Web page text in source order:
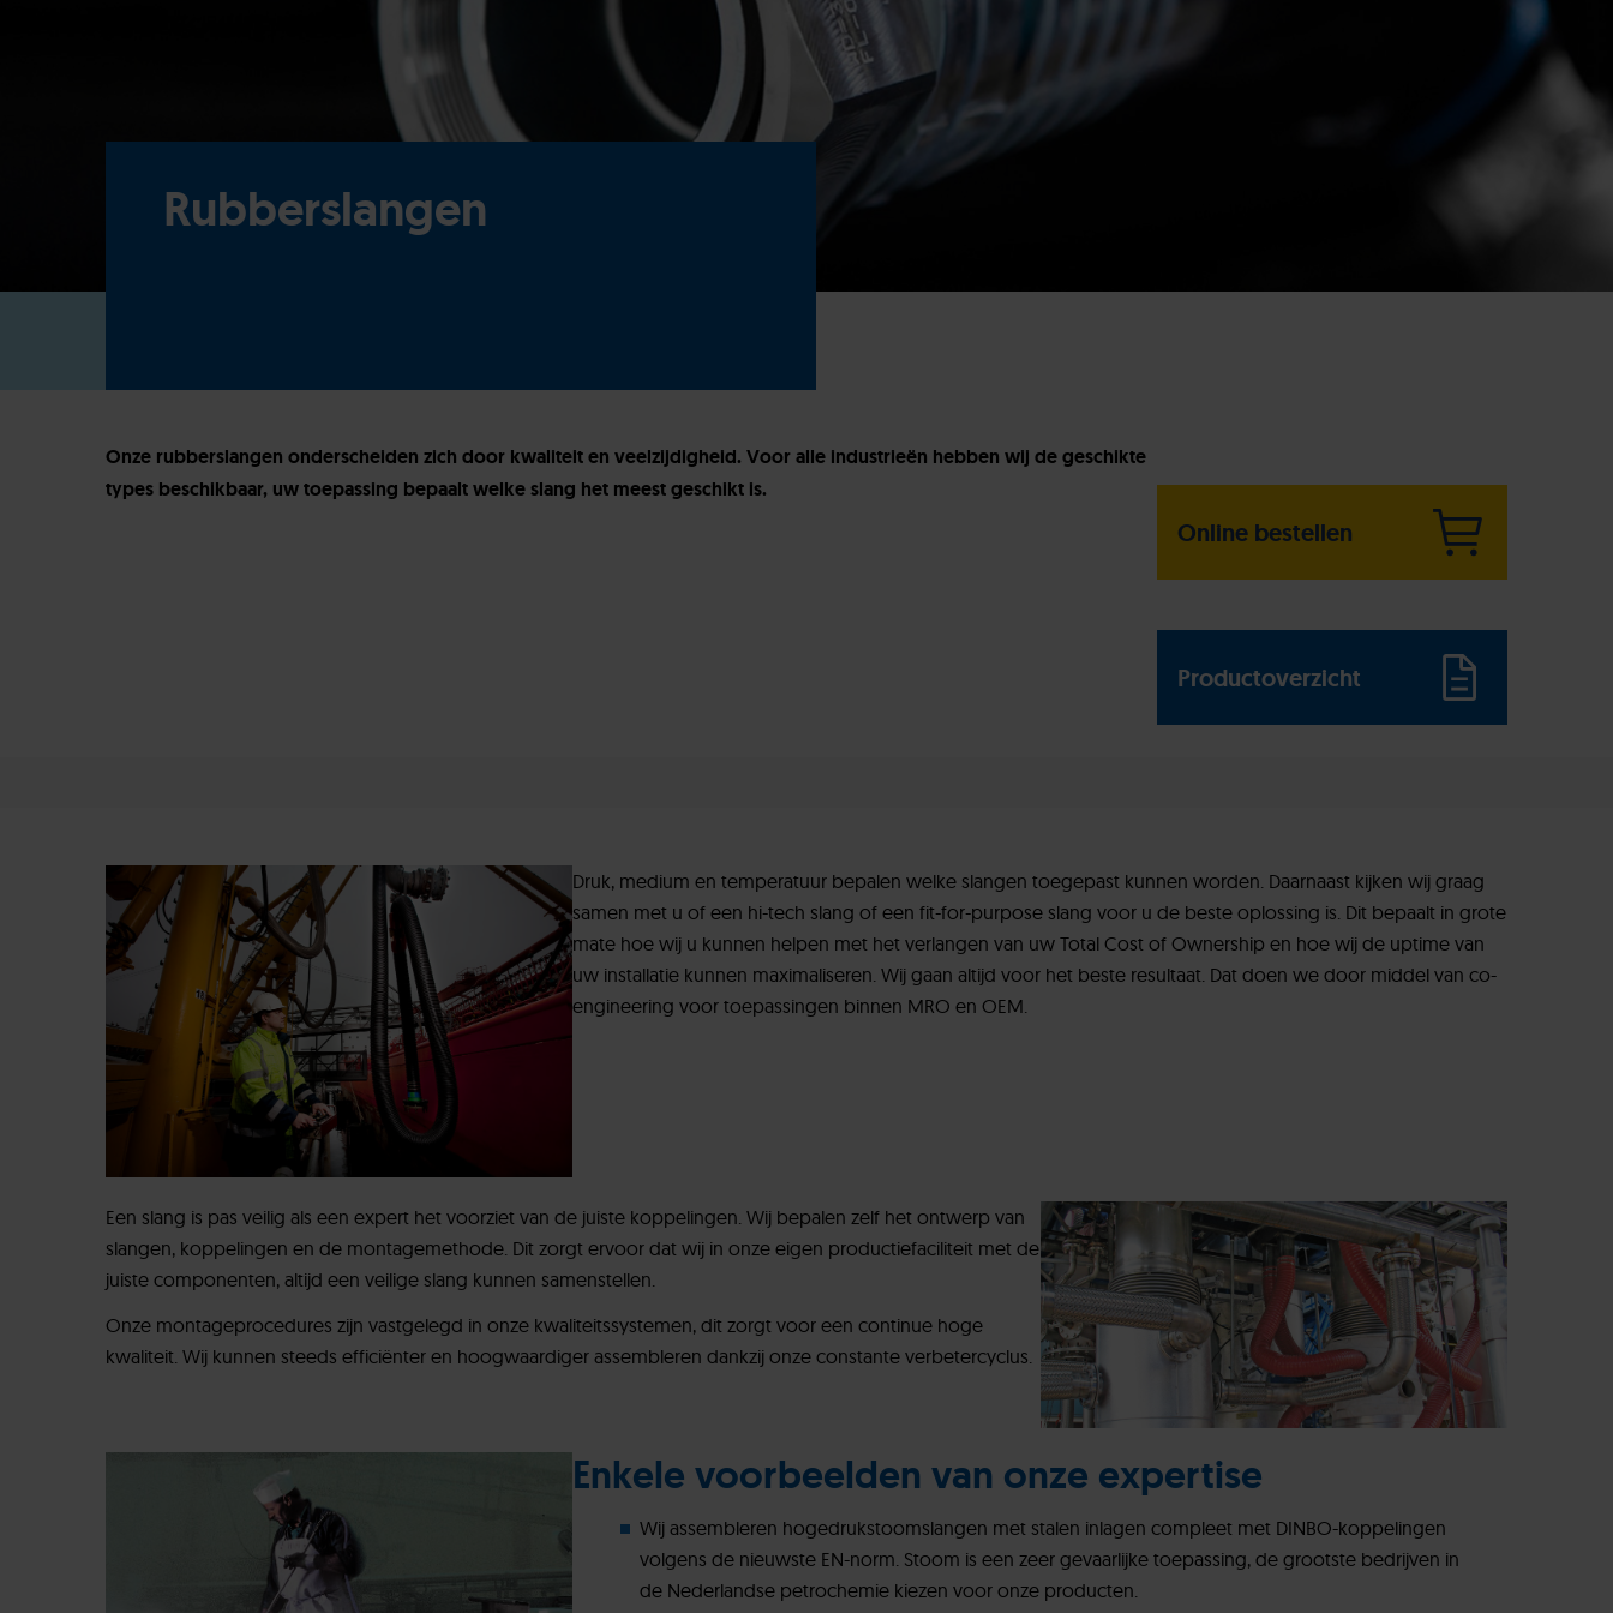
Rubberslangen
Onze rubberslangen onderscheiden zich door kwaliteit en veelzijdigheid. Voor alle industrieën hebben wij de geschikte
types beschikbaar, uw toepassing bepaalt welke slang het meest geschikt is.
Online bestellen
Productoverzicht
Druk, medium en temperatuur bepalen welke slangen toegepast kunnen worden. Daarnaast kijken wij graag
samen met u of een hi-tech slang of een fit-for-purpose slang voor u de beste oplossing is. Dit bepaalt in grote
mate hoe wij u kunnen helpen met het verlangen van uw Total Cost of Ownership en hoe wij de uptime van
uw installatie kunnen maximaliseren. Wij gaan altijd voor het beste resultaat. Dat doen we door middel van co-
engineering voor toepassingen binnen MRO en OEM.
Een slang is pas veilig als een expert het voorziet van de juiste koppelingen. Wij bepalen zelf het ontwerp van
slangen, koppelingen en de montagemethode. Dit zorgt ervoor dat wij in onze eigen productiefaciliteit met de
juiste componenten, altijd een veilige slang kunnen samenstellen.
Onze montageprocedures zijn vastgelegd in onze kwaliteitssystemen, dit zorgt voor een continue hoge
kwaliteit. Wij kunnen steeds efficiënter en hoogwaardiger assembleren dankzij onze constante verbetercyclus.
Enkele voorbeelden van onze expertise
Wij assembleren hogedrukstoomslangen met stalen inlagen compleet met DINBO-koppelingen
volgens de nieuwste EN-norm. Stoom is een zeer gevaarlijke toepassing, de grootste bedrijven in
de Nederlandse petrochemie kiezen voor onze producten.